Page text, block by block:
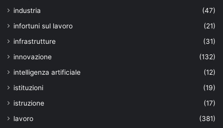
industria
(47)
infortuni sul lavoro
(21)
infrastrutture
(31)
innovazione
(132)
intelligenza artificiale
(12)
istituzioni
(19)
istruzione
(17)
lavoro
(381)